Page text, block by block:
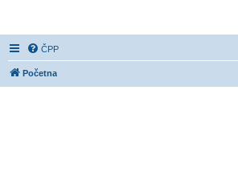
ČPP
Početna